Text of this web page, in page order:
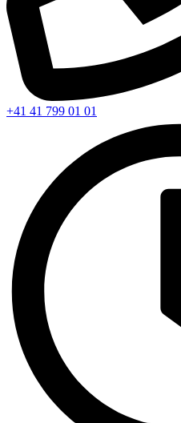
+41 41 799 01 01